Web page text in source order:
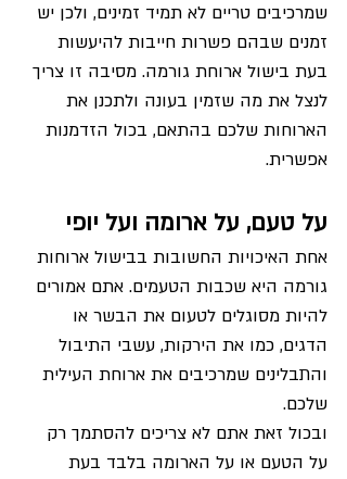
שמרכיבים טריים לא תמיד זמינים, ולכן יש
זמנים שבהם פשרות חייבות להיעשות
בעת בישול ארוחת גורמה. מסיבה זו צריך
לנצל את מה שזמין בעונה ולתכנן את
הארוחות שלכם בהתאם, בכול הזדמנות
אפשרית.
על טעם, על ארומה ועל יופי
אחת האיכויות החשובות בבישול ארוחות
גורמה היא שכבות הטעמים. אתם אמורים
להיות מסוגלים לטעום את הבשר או
הדגים, כמו את הירקות, עשבי התיבול
והתבלינים שמרכיבים את ארוחת העילית
שלכם.
ובכול זאת אתם לא צריכים להסתמך רק
על הטעם או על הארומה בלבד בעת